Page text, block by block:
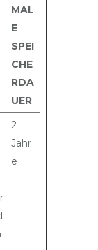
MAL
E
SPEI
CHE
RDA
UER
2
Jahr
e